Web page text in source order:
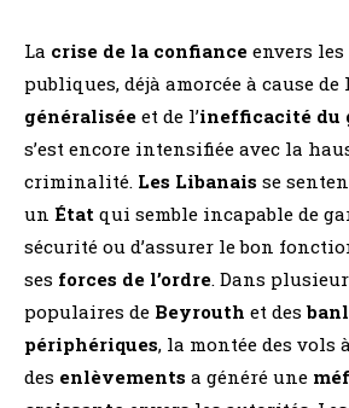
La crise de la confiance envers
publiques, déjà amorcée à cause de
généralisée et de l’inefficacité du
s’est encore intensifiée avec la
criminalité. Les Libanais se
un État qui semble incapable de
sécurité ou d’assurer le bon
ses forces de l’ordre. Dans
populaires de Beyrouth et des
périphériques, la montée des vols
des enlèvements a généré une